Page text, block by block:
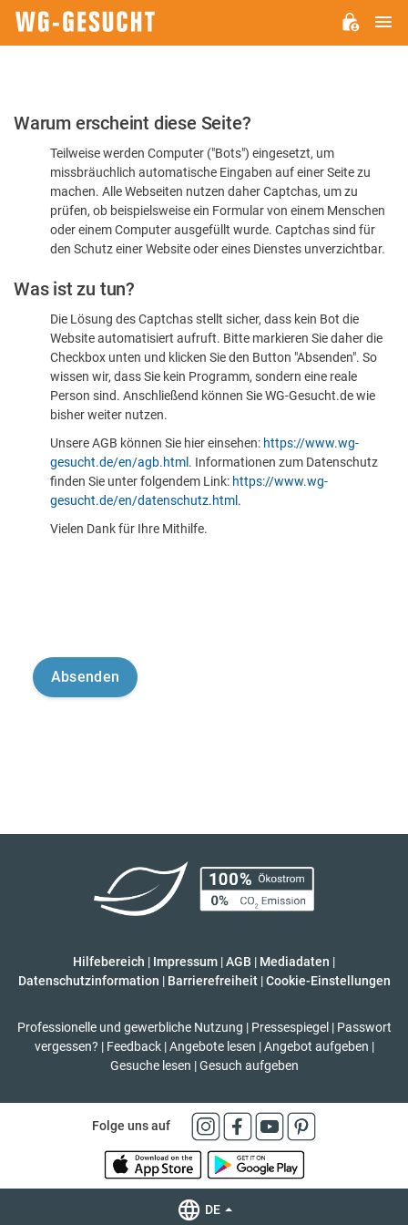
Bitte
dass
sind
Warum erscheint diese Seite?
Teilweise werden Computer ("Bots") eingesetzt, um
missbräuchlich automatische Eingaben auf einer Seite zu
machen. Alle Webseiten nutzen daher Captchas, um zu
prüfen, ob beispielsweise ein Formular von einem Menschen
oder einem Computer ausgefüllt wurde. Captchas sind für
den Schutz einer Website oder eines Dienstes unverzichtbar.
Was ist zu tun?
Die Lösung des Captchas stellt sicher, dass kein Bot die
Website automatisiert aufruft. Bitte markieren Sie daher die
Checkbox unten und klicken Sie den Button "Absenden". So
wissen wir, dass Sie kein Programm, sondern eine reale
Person sind. Anschließend können Sie WG-Gesucht.de wie
bisher weiter nutzen.
Unsere AGB können Sie hier einsehen: https://www.wg-
gesucht.de/en/agb.html . Informationen zum Datenschutz
finden Sie unter folgendem Link: https://www.wg-
gesucht.de/en/datenschutz.html .
Vielen Dank für Ihre Mithilfe.
Hilfebereich | Impressum |AGB | Mediadaten |
Datenschutzinformation | Barrierefreiheit | Cookie-Einstellungen
Professionelle und gewerbliche Nutzung | Pressespiegel | Passwort
vergessen? | Feedback | Angebote lesen | Angebot aufgeben |
Gesuche lesen | Gesuch aufgeben
Folge uns auf
DE